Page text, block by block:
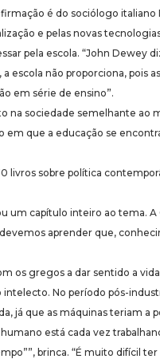
é do sociólogo
e pelas novas
pela escola. “John Dewey
escola não proporciona, pois
em série de ensino”.
na sociedade semelhante ao
em que a educação se
livros sobre política
um capítulo inteiro ao tema.
aprender que,
os gregos a dar sentido a
No período pós-
já que as máquinas teriam a
está cada vez
brinca. “É muito difícil